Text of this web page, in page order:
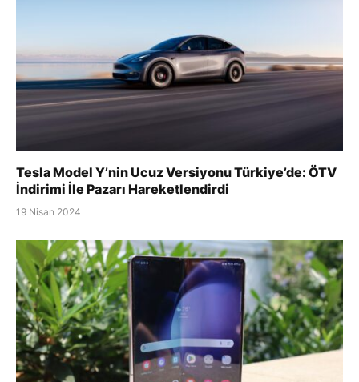
Tesla Model Y’nin Ucuz Versiyonu Türkiye’de: ÖTV
İndirimi İle Pazarı Hareketlendirdi
19 Nisan 2024